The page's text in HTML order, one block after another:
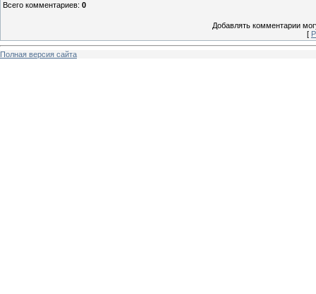
Всего комментариев: 0
Добавлять комментарии
[
Полная версия сайта